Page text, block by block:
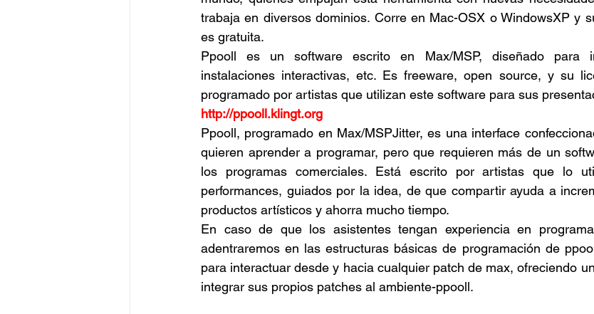
trabaja en diversos dominios. Corre en Mac-OSX o WindowsXP y
es gratuita.
Ppooll es un software escrito en Max/MSP, diseñado para
instalaciones interactivas, etc. Es freeware, open source, y su
programado por artistas que utilizan este software para sus
http://ppooll.klingt.org
Ppooll, programado en Max/MSPJitter, es una interface
quieren aprender a programar, pero que requieren más de un
los programas comerciales. Está escrito por artistas que lo
performances, guiados por la idea, de que compartir ayuda a
productos artísticos y ahorra mucho tiempo.
En caso de que los asistentes tengan experiencia en
adentraremos en las estructuras básicas de programación de
para interactuar desde y hacia cualquier patch de max, ofreciendo
integrar sus propios patches al ambiente-ppooll.